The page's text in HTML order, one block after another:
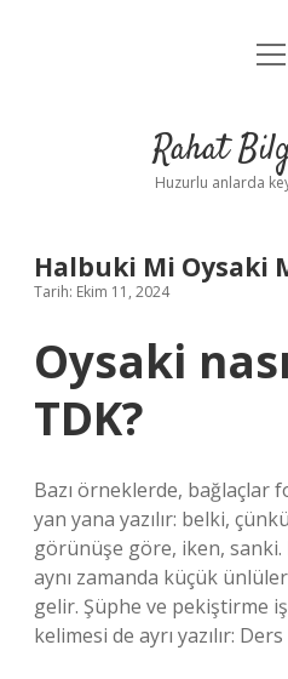
Yasal
Rahat
Huzurlu anlarda
Halbuki Mi Oysaki
Tarih: Ekim 11, 2024
Oysaki
TDK?
Bazı örneklerde, bağlaçlar
yan yana yazılır: belki,
görünüşe göre, iken,
aynı zamanda küçük
gelir. Şüphe ve pekiştirme
kelimesi de ayrı yazılır: